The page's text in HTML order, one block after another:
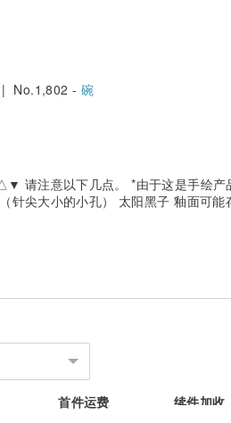
| No.1,802 -碗
以下几点。 *由于这是手绘产
针尖大小的小孔） 太阳黑子 釉面可能
首件运费
续件加收